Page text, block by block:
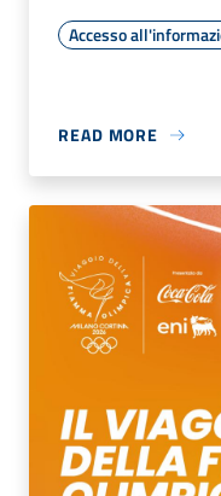
Accesso
READ MORE